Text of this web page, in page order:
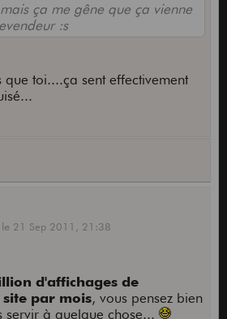
ça me gêne que ça vienne
:s
toi....ça sent effectivement
le 21 Sep 2011, 21:38
d'affichages de
par mois, vous pensez bien
servir à quelque chose...